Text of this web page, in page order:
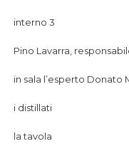
interno 3
Pino Lavarra,
in sala l’esperto Donato
i distillati
la tavola